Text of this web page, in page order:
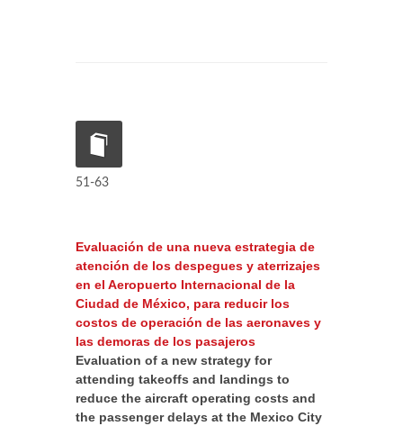
51-63
Evaluación de una nueva estrategia de
atención de los despegues y aterrizajes
en el Aeropuerto Internacional de la
Ciudad de México, para reducir los
costos de operación de las aeronaves y
las demoras de los pasajeros
Evaluation of a new strategy for
attending takeoffs and landings to
reduce the aircraft operating costs and
the passenger delays at the Mexico City